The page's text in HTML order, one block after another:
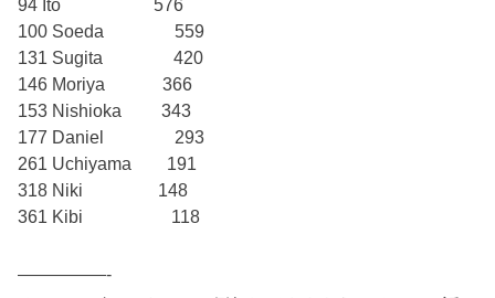
94 Ito 576
100 Soeda 559
131 Sugita 420
146 Moriya 366
153 Nishioka 343
177 Daniel 293
261 Uchiyama 191
318 Niki 148
361 Kibi 118
—————-